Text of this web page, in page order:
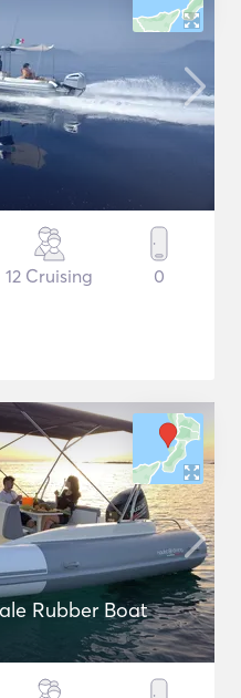
12 Cruising 0
Rubber Boat